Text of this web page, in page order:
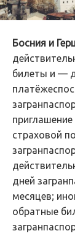
Босния и
билеты и —
страховой
дней
месяцев;
обратные